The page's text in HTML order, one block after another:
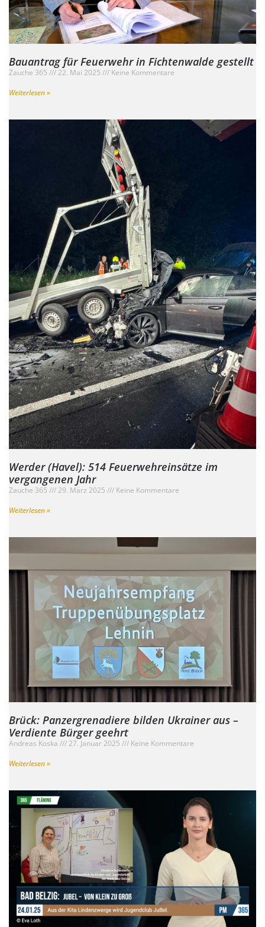
Bauantrag für Feuerwehr in Fichtenwalde gestellt
Zauche 365 22. Mai 2025
Keine Kommentare
Weiterlesen »
Werder (Havel): 514 Feuerwehreinsätze im
vergangenen Jahr
Zauche 365 29. März 2025
Keine Kommentare
Weiterlesen »
Brück: Panzergrenadiere bilden Ukrainer aus –
Verdiente Bürger geehrt
Andreas Koska 27. Januar 2025
Keine Kommentare
Weiterlesen »